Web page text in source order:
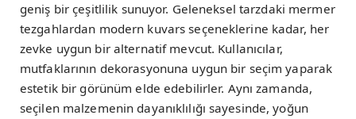
geniş bir çeşitlilik sunuyor. Geleneksel tarzdaki mermer
tezgahlardan modern kuvars seçeneklerine kadar, her
zevke uygun bir alternatif mevcut. Kullanıcılar,
mutfaklarının dekorasyonuna uygun bir seçim yaparak
estetik bir görünüm elde edebilirler. Aynı zamanda,
seçilen malzemenin dayanıklılığı sayesinde, yoğun